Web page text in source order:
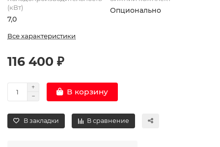
(кВт)
7,0
Опционально
Все характеристики
116 400 ₽
В корзину
В закладки В сравнение